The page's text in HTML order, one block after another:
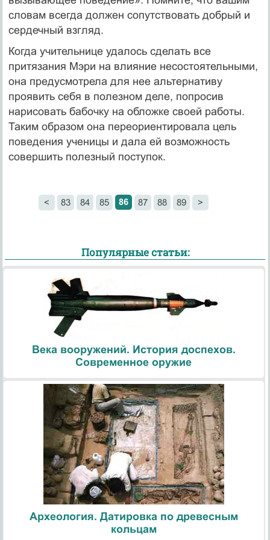
словам всегда должен сопутствовать добрый и
сердечный взгляд.
Когда учительнице удалось сделать все
притязания Мэри на влияние несостоятельными,
она предусмотрела для нее альтернативу
проявить себя в полезном деле, попросив
нарисовать бабочку на обложке своей работы.
Таким образом она переориентировала цель
поведения ученицы и дала ей возможность
совершить полезный поступок.
< 83 84 85 86 87 88 89 >
Популярные статьи:
Века вооружений. История доспехов.
Современное оружие
Археология. Датировка по древесным
кольцам